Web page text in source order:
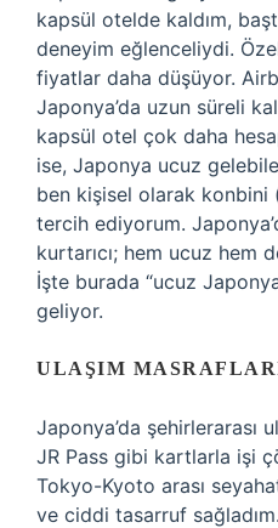
kapsül otelde kaldım,
deneyim eğlenceliydi.
fiyatlar daha düşüyor.
Japonya’da uzun süreli
kapsül otel çok daha
ise, Japonya ucuz
ben kişisel olarak konbini
tercih ediyorum.
kurtarıcı; hem ucuz hem
İşte burada “ucuz
geliyor.
ULAŞIM
Japonya’da şehirlerarası
JR Pass gibi kartlarla işi
Tokyo-Kyoto arası
ve ciddi tasarruf